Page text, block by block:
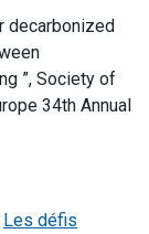
decarbonized
”, Society of
34th Annual
Les défis